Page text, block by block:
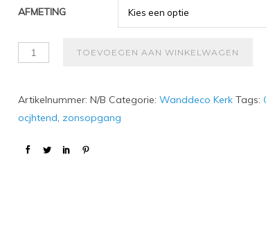
AFMETING
TOEVOEGEN AAN WINKELWAGEN
Artikelnummer:N/B Categorie:Wanddeco Kerk Tags:
ocjhtend, zonsopgang